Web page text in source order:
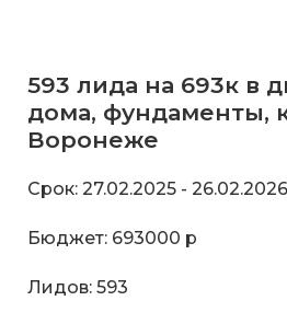
593 лида на 693к в
дома, фундаменты,
Воронеже
Срок: 27.02.2025 -
Бюджет: 693000 р
Лидов: 593